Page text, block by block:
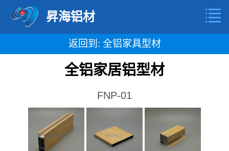
昇海铝材
返回到: 全铝家具型材
全铝家居铝型材
FNP-01